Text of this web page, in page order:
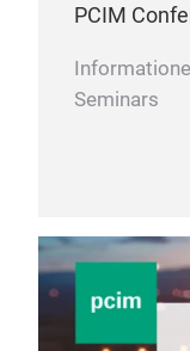
PCIM
Seminars